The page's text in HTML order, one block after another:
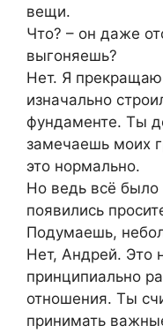
вещи.
Что? – он даже
выгоняешь?
Нет. Я
изначально
фундаменте. Ты
замечаешь моих
это нормально.
Но ведь всё было
появились
Подумаешь,
Нет, Андрей. Это
принципиально
отношения. Ты
принимать